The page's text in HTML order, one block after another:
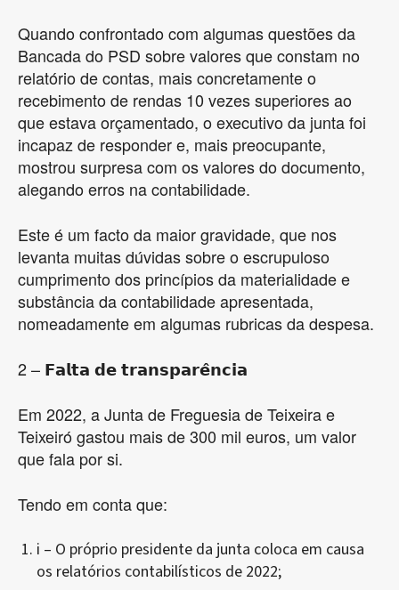
Quando confrontado com algumas questões da
Bancada do PSD sobre valores que constam no
relatório de contas, mais concretamente o
recebimento de rendas 10 vezes superiores ao
que estava orçamentado, o executivo da junta foi
incapaz de responder e, mais preocupante,
mostrou surpresa com os valores do documento,
alegando erros na contabilidade.
Este é um facto da maior gravidade, que nos
levanta muitas dúvidas sobre o escrupuloso
cumprimento dos princípios da materialidade e
substância da contabilidade apresentada,
nomeadamente em algumas rubricas da despesa.
2 – 𝗙𝗮𝗹𝘁𝗮 𝗱𝗲 𝘁𝗿𝗮𝗻𝘀𝗽𝗮𝗿𝗲̂𝗻𝗰𝗶𝗮
Em 2022, a Junta de Freguesia de Teixeira e
Teixeiró gastou mais de 300 mil euros, um valor
que fala por si.
Tendo em conta que:
i – O próprio presidente da junta coloca em causa
os relatórios contabilísticos de 2022;